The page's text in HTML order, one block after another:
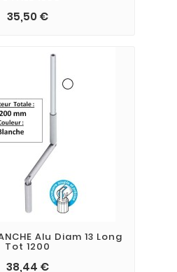
35,50 €
Alu Diam 13 Long
Tot 1200
38,44 €